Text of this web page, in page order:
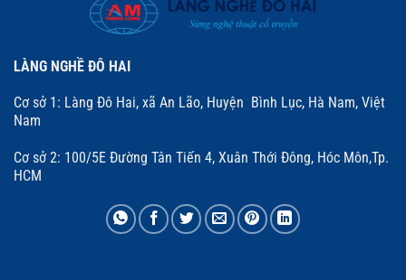
LÀNG NGHỀ ĐÔ HAI
Cơ sở 1: Làng Đô Hai, xã An Lão, Huyện Bình Lục, Hà Nam, Việt
Nam
Cơ sở 2: 100/5E Đường Tân Tiến 4, Xuân Thới Đông, Hóc Môn,Tp.
HCM